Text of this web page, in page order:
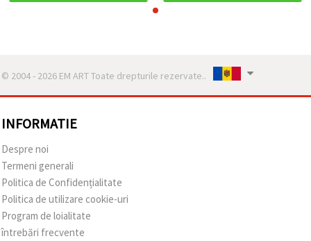
© 2004 - 2026 EM ART Toate drepturile rezervate..
INFORMATIE
Despre noi
Termeni generali
Politica de Confidențialitate
Politica de utilizare cookie-uri
Program de loialitate
întrebări frecvente